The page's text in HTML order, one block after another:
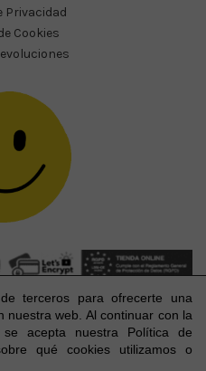
Privacidad
Cookies
I © Todos los derechos
terceros para ofrecerte una
nuestra web. Al continuar con la
se acepta nuestra Política de
qué cookies utilizamos o
1